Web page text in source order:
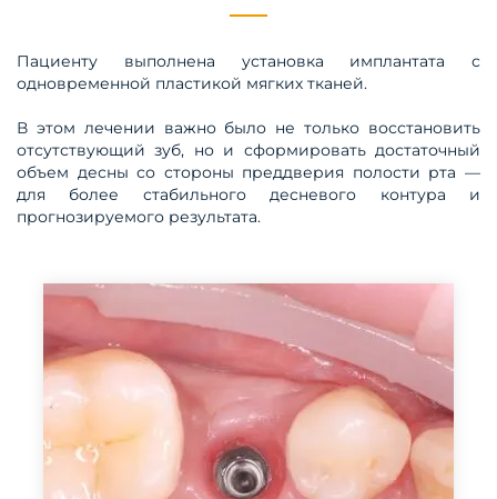
Пациенту выполнена установка имплантата с
одновременной пластикой мягких тканей.
В этом лечении важно было не только восстановить
отсутствующий зуб, но и сформировать достаточный
объем десны со стороны преддверия полости рта —
для более стабильного десневого контура и
прогнозируемого результата.